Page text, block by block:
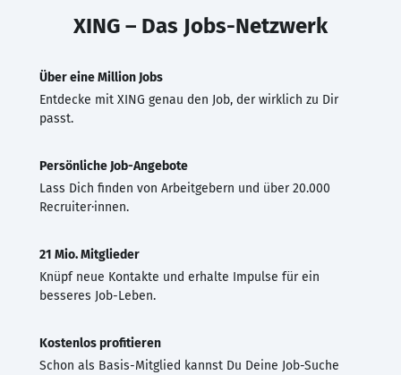
XING – Das Jobs-Netzwerk
Über eine Million Jobs
Entdecke mit XING genau den Job, der wirklich zu Dir
passt.
Persönliche Job-Angebote
Lass Dich finden von Arbeitgebern und über 20.000
Recruiter·innen.
21 Mio. Mitglieder
Knüpf neue Kontakte und erhalte Impulse für ein
besseres Job-Leben.
Kostenlos profitieren
Schon als Basis-Mitglied kannst Du Deine Job-Suche